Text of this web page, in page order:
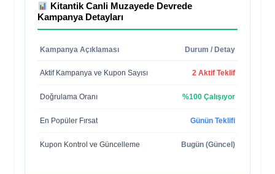
Kitantik Canli Muzayede Devrede
Kampanya Detayları
Kampanya Açıklaması Durum / Detay
Aktif Kampanya ve Kupon Sayısı 2 Aktif Teklif
Doğrulama Oranı %100 Çalışıyor
En Popüler Fırsat Günün Teklifi
Kupon Kontrol ve Güncelleme Bugün (Güncel)